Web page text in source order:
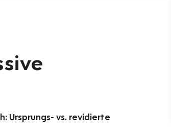
Ursprungs- vs. revidierte